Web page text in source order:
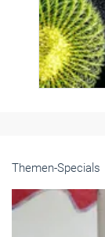
Themen-Specials